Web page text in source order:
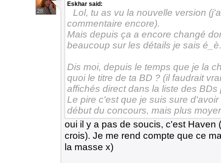
28
Eskhar said:
Lol, tu as vu la nouvelle version
commentaire encore).
Mais depuis ça a encore changé
beaucoup sur les détails je sais
Dis moi, depuis le temps que je la
quoi le titre de ta BD ? (il faudrait
affichés direct dans la liste des
Le pire c'est que je suis sure
début du concours, mais plus
oui il y a pas de soucis, c'est Haven
crois). Je me rend compte que ce
la masse x)